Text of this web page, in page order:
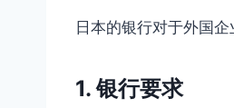
日本的银行对于外国
1. 银行要求